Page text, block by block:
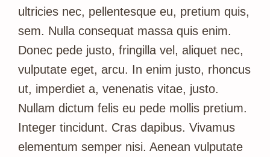
ultricies nec, pellentesque eu, pretium quis,
sem. Nulla consequat massa quis enim.
Donec pede justo, fringilla vel, aliquet nec,
vulputate eget, arcu. In enim justo, rhoncus
ut, imperdiet a, venenatis vitae, justo.
Nullam dictum felis eu pede mollis pretium.
Integer tincidunt. Cras dapibus. Vivamus
elementum semper nisi. Aenean vulputate